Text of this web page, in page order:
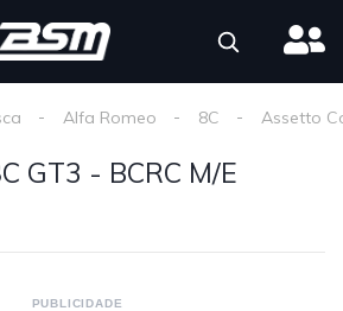
Alfa Romeo 8C Assetto
GT3 - BCRC M/E
PUBLICIDADE